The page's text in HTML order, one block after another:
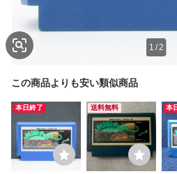
1 /2
この商品よりも安い類似商品
本日終了 送料無料 本